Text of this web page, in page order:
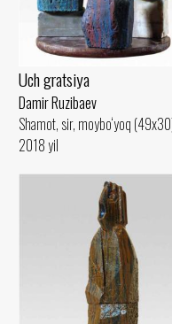
Uch gratsiya
Damir Ruzibaev
Shamot, sir, moybo‘yoq
2018 yil